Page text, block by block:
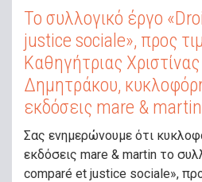
Το συλλογικό έργο
justice sociale», προς
Καθηγήτριας
Δημητράκου,
εκδόσεις mare & martin
Σας ενημερώνουμε ότι
εκδόσεις mare & martin το
comparé et justice sociale»,